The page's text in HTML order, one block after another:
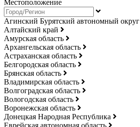
Местоположение
Агинский Бурятский автономный округ
Алтайский край
Амурская область
Архангельская область
Астраханская область
Белгородская область
Брянская область
Владимирская область
Волгоградская область
Вологодская область
Воронежская область
Донецкая Народная Республика
Еврейская автономная область